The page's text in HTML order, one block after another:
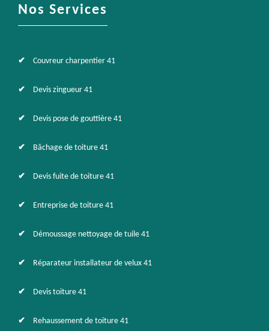
Nos Services
Couvreur charpentier 41
Devis zingueur 41
Devis pose de gouttière 41
Bâchage de toiture 41
Devis fuite de toiture 41
Entreprise de toiture 41
Démoussage nettoyage de tuile 41
Réparateur installateur de velux 41
Devis toiture 41
Rehaussement de toiture 41